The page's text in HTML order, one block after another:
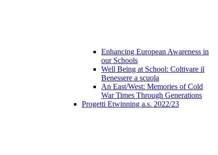
Enhancing European Awareness in
our Schools
Well Being at School: Coltivare il
Benessere a scuola
An East/West: Memories of Cold
War Times Through Generations
Progetti Etwinning a.s. 2022/23